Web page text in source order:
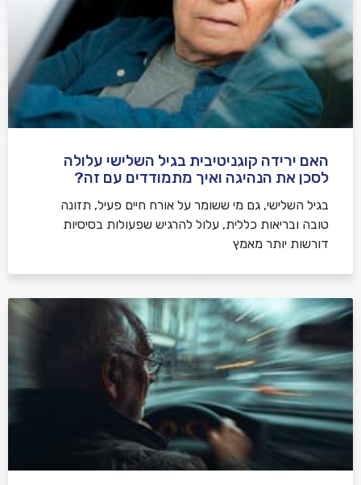
האם ירידה קוגניטיבית בגיל השלישי עלולה
לסכן את הנהיגה ואיך מתמודדים עם זה?
בגיל השלישי, גם מי ששומר על אורח חיים פעיל, תזונה
טובה ובריאות כללית, עלול להרגיש שפעולות בסיסיות
דורשות יותר מאמץ